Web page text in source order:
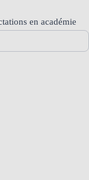
en académie